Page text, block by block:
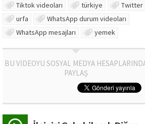
Tiktok videoları
türkiye
Twitter
urfa
WhatsApp durum videoları
WhatsApp mesajları
yemek
BU VİDEOYU SOSYAL MEDYA
PAYLAŞ